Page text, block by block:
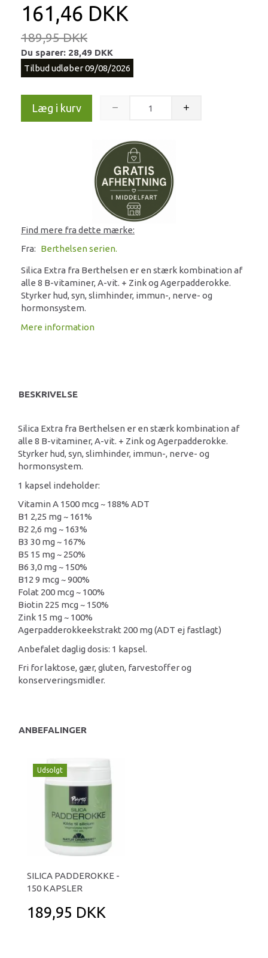
161,46 DKK
189,95 DKK
Du sparer: 28,49 DKK
Tilbud udløber 09/08/2026
Læg i kurv
Find mere fra dette mærke:
Fra: Berthelsen serien.
Silica Extra fra Berthelsen er en stærk kombination af
alle 8 B-vitaminer, A-vit. + Zink og Agerpadderokke.
Styrker hud, syn, slimhinder, immun-, nerve- og
hormonsystem.
Mere information
BESKRIVELSE
Silica Extra fra Berthelsen er en stærk kombination af
alle 8 B-vitaminer, A-vit. + Zink og Agerpadderokke.
Styrker hud, syn, slimhinder, immun-, nerve- og
hormonsystem.
1 kapsel indeholder:
Vitamin A 1500 mcg ~ 188% ADT
B1 2,25 mg ~ 161%
B2 2,6 mg ~ 163%
B3 30 mg ~ 167%
B5 15 mg ~ 250%
B6 3,0 mg ~ 150%
B12 9 mcg ~ 900%
Folat 200 mcg ~ 100%
Biotin 225 mcg ~ 150%
Zink 15 mg ~ 100%
Agerpadderokkeekstrakt 200 mg (ADT ej fastlagt)
Anbefalet daglig dosis: 1 kapsel.
Fri for laktose, gær, gluten, farvestoffer og
konserveringsmidler.
ANBEFALINGER
Udsolgt
SILICA PADDEROKKE -
150 KAPSLER
189,95 DKK